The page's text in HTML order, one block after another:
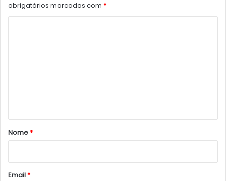
obrigatórios marcados com *
r
*
Nome*
Email*